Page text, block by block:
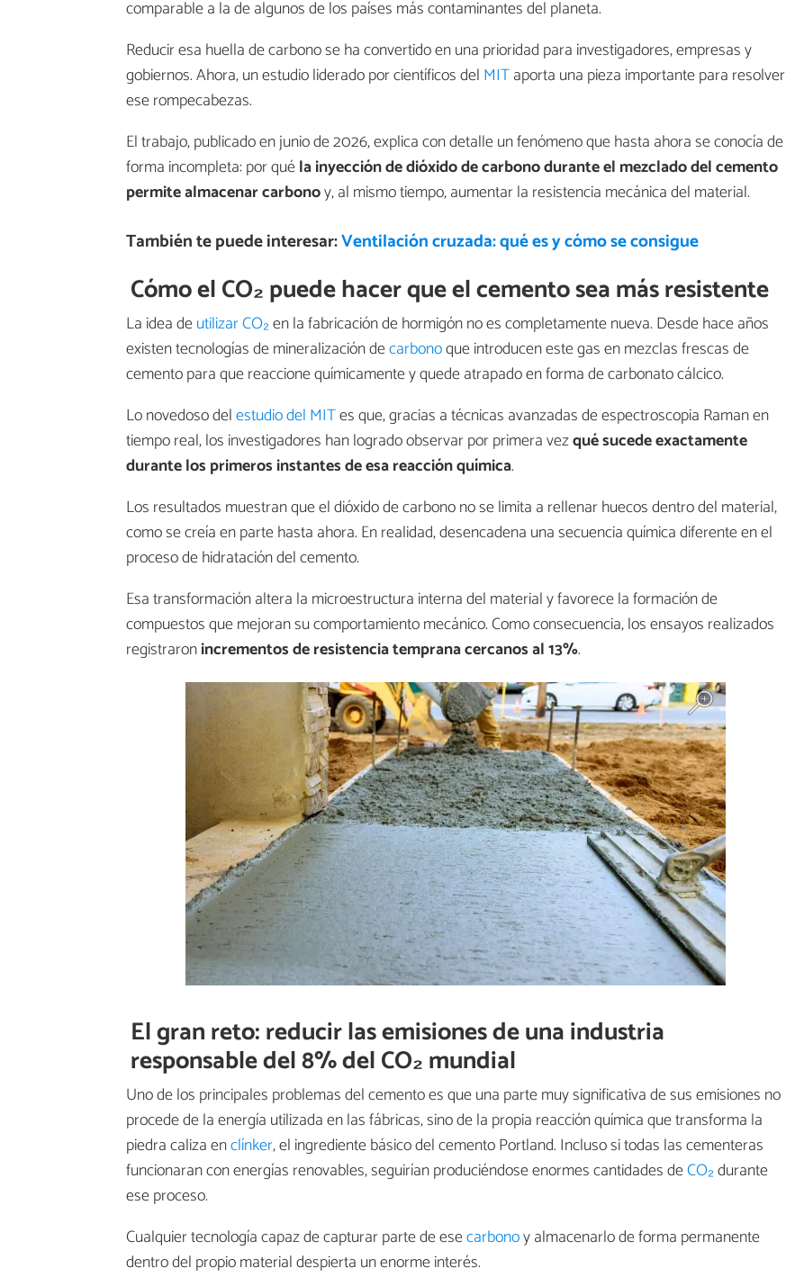
comparable a la de algunos de los países más contaminantes del planeta.
Reducir esa huella de carbono se ha convertido en una prioridad para investigadores, empresas y
gobiernos. Ahora, un estudio liderado por científicos del MITaporta una pieza importante para resolver
ese rompecabezas.
El trabajo, publicado en junio de 2026, explica con detalle un fenómeno que hasta ahora se conocía de
forma incompleta: por quéla inyección de dióxido de carbono durante el mezclado del cemento
permite almacenar carbonoy, al mismo tiempo, aumentar la resistencia mecánica del material.
También te puede interesar:Ventilación cruzada: qué es y cómo se consigue
Cómo el CO₂ puede hacer que el cemento sea más resistente
La idea deutilizar CO₂en la fabricación de hormigón no es completamente nueva. Desde hace años
existen tecnologías de mineralización decarbonoque introducen este gas en mezclas frescas de
cemento para que reaccione químicamente y quede atrapado en forma de carbonato cálcico.
Lo novedoso delestudio del MITes que, gracias a técnicas avanzadas de espectroscopia Raman en
tiempo real, los investigadores han logrado observar por primera vezqué sucede exactamente
durante los primeros instantes de esa reacción química.
Los resultados muestran que el dióxido de carbono no se limita a rellenar huecos dentro del material,
como se creía en parte hasta ahora. En realidad, desencadena una secuencia química diferente en el
proceso de hidratación del cemento.
Esa transformación altera la microestructura interna del material y favorece la formación de
compuestos que mejoran su comportamiento mecánico. Como consecuencia, los ensayos realizados
registraronincrementos de resistencia temprana cercanos al 13%.
El gran reto: reducir las emisiones de una industria
responsable del 8% del CO₂ mundial
Uno de los principales problemas del cemento es que una parte muy significativa de sus emisiones no
procede de la energía utilizada en las fábricas, sino de la propia reacción química que transforma la
piedra caliza enclínker, el ingrediente básico del cemento Portland. Incluso si todas las cementeras
funcionaran con energías renovables, seguirían produciéndose enormes cantidades deCO₂durante
ese proceso.
Cualquier tecnología capaz de capturar parte de esecarbonoy almacenarlo de forma permanente
dentro del propio material despierta un enorme interés.